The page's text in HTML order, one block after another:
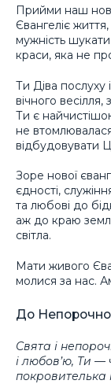
Прийми наш
Євангеліє
мужність
краси, яка не
Ти Діва послуху
вічного
Ти є
не
відбудовувати
Зоре нової
єдності,
та любові до
аж до краю
світла.
Мати живого
молися за нас.
До
Свята і
і любов’ю, Ти —
покровителька